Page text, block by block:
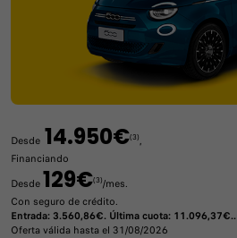
Desde 14.950€(3),
Financiando
Desde129€(3)/mes.
Con seguro de crédito.
Entrada: 3.560,86€. Última cuota: 11.096,37€..
Oferta válida hasta el 31/08/2026